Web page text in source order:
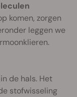
komen, zorgen
leggen we
de hals. Het
stofwisseling